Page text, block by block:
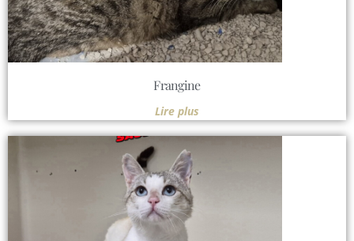
Frangine
Lire plus